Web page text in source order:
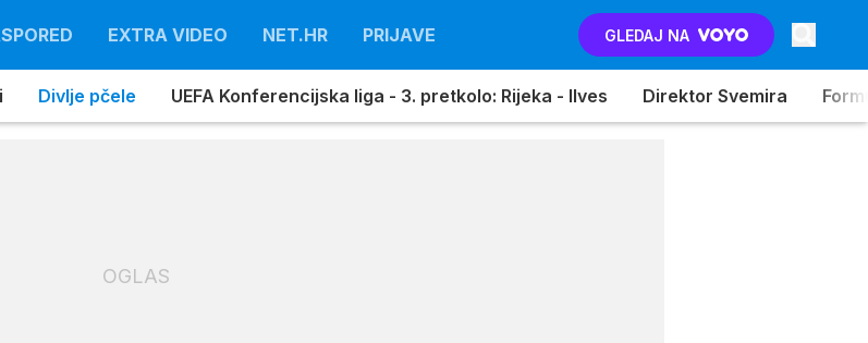
EXTRA VIDEO NET.HR PRIJAVE GLEDAJ NA
Divlje pčele UEFA Konferencijska liga - 3. pretkolo: Rijeka - Ilves Direktor Svemira
OGLAS